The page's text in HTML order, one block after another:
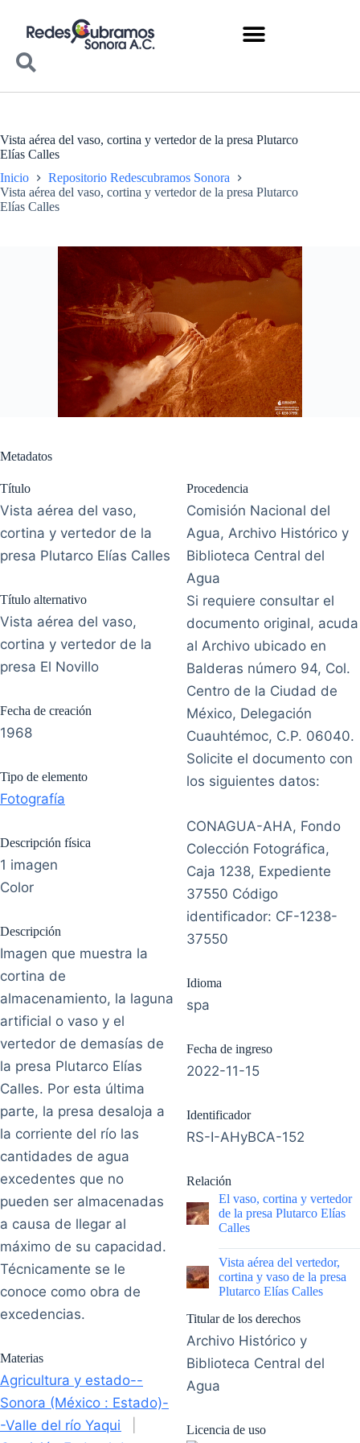
Vista aérea del vaso, cortina y vertedor de la presa Plutarco
Elías Calles
Inicio
Repositorio Redescubramos Sonora
Vista aérea del vaso, cortina y vertedor de la presa Plutarco
Elías Calles
Metadatos
Título
Vista aérea del vaso,
cortina y vertedor de la
presa Plutarco Elías Calles
Título alternativo
Vista aérea del vaso,
cortina y vertedor de la
presa El Novillo
Fecha de creación
1968
Tipo de elemento
Fotografía
Descripción física
1 imagen
Color
Descripción
Imagen que muestra la
cortina de
almacenamiento, la laguna
artificial o vaso y el
vertedor de demasías de
la presa Plutarco Elías
Calles. Por esta última
parte, la presa desaloja a
la corriente del río las
cantidades de agua
excedentes que no
pueden ser almacenadas
a causa de llegar al
máximo de su capacidad.
Técnicamente se le
conoce como obra de
excedencias.
Materias
Agricultura y estado--
Sonora (México : Estado)-
-Valle del río Yaqui
Procedencia
Comisión Nacional del
Agua, Archivo Histórico y
Biblioteca Central del
Agua
Si requiere consultar el
documento original, acuda
al Archivo ubicado en
Balderas número 94, Col.
Centro de la Ciudad de
México, Delegación
Cuauhtémoc, C.P. 06040.
Solicite el documento con
los siguientes datos:
CONAGUA-AHA, Fondo
Colección Fotográfica,
Caja 1238, Expediente
37550 Código
identificador: CF-1238-
37550
Idioma
spa
Fecha de ingreso
2022-11-15
Identificador
RS-I-AHyBCA-152
Relación
El vaso, cortina y vertedor
de la presa Plutarco Elías
Calles
|
Vista aérea del vertedor,
cortina y vaso de la presa
Plutarco Elías Calles
Titular de los derechos
Archivo Histórico y
Biblioteca Central del
Agua
Licencia de uso